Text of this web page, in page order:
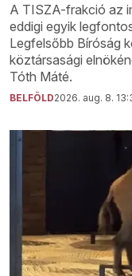
A TISZA-frakció az
eddigi egyik
Legfelsőbb Bíróság
köztársasági
Tóth Máté.
BELFÖLD2026. aug. 8.